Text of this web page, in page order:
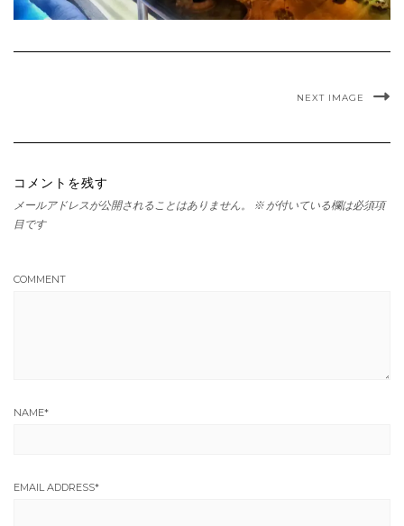
NEXT IMAGE
コメントを残す
メールアドレスが公開されることはありません。 ※ が付いている欄は必須項
目です
COMMENT
NAME*
EMAIL ADDRESS*